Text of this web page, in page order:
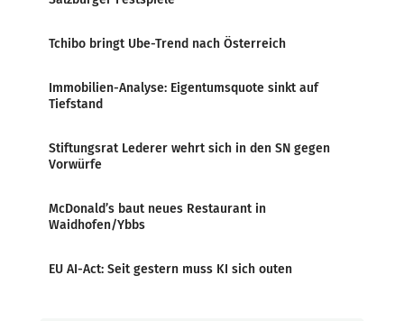
Tchibo bringt Ube-Trend nach Österreich
Immobilien-Analyse: Eigentumsquote sinkt auf
Tiefstand
Stiftungsrat Lederer wehrt sich in den SN gegen
Vorwürfe
McDonald’s baut neues Restaurant in
Waidhofen/Ybbs
EU AI-Act: Seit gestern muss KI sich outen